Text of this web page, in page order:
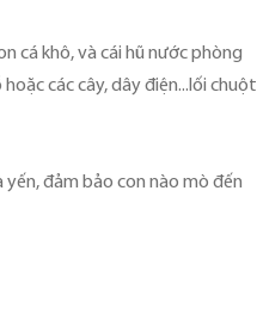
cá khô, và cái hũ nước phòng
các cây, dây điện...lối chuột
đảm bảo con nào mò đến